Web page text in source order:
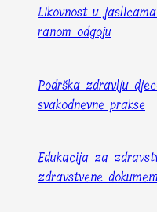
Likovnost u
ranom odgoju
Podrška zdravlju
svakodnevne prakse
Edukacija za
zdravstvene